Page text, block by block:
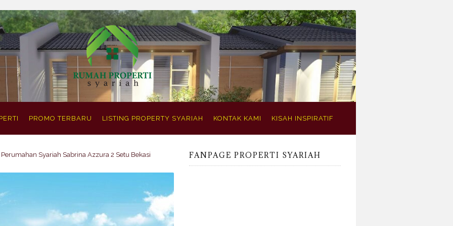
PROMO TERBARU LISTING PROPERTY SYARIAH KONTAK KAMI KISAH INSPIRATIF
Perumahan Syariah Sabrina Azzura 2 Setu Bekasi FANPAGE PROPERTI SYARIAH